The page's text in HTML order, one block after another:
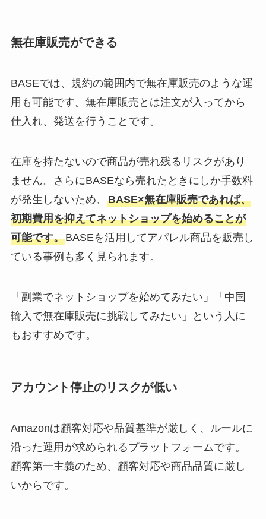
無在庫販売ができる
BASEでは、規約の範囲内で無在庫販売のような運
用も可能です。無在庫販売とは注文が入ってから
仕入れ、発送を行うことです。
在庫を持たないので商品が売れ残るリスクがあり
ません。さらにBASEなら売れたときにしか手数料
が発生しないため、 BASE×無在庫販売であれば、
初期費用を抑えてネットショップを始めることが
可能です。BASEを活用してアパレル商品を販売し
ている事例も多く見られます。
「副業でネットショップを始めてみたい」「中国
輸入で無在庫販売に挑戦してみたい」という人に
もおすすめです。
アカウント停止のリスクが低い
Amazonは顧客対応や品質基準が厳しく、ルールに
沿った運用が求められるプラットフォームです。
顧客第一主義のため、顧客対応や商品品質に厳し
いからです。